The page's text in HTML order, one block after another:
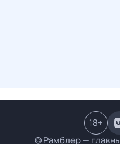
© Рамблер —
18+